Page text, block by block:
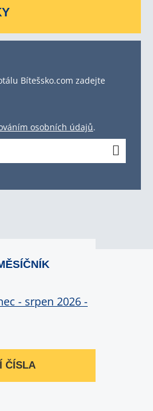
Bítešsko.com zadejte
osobních údajů.
ČÍSLA